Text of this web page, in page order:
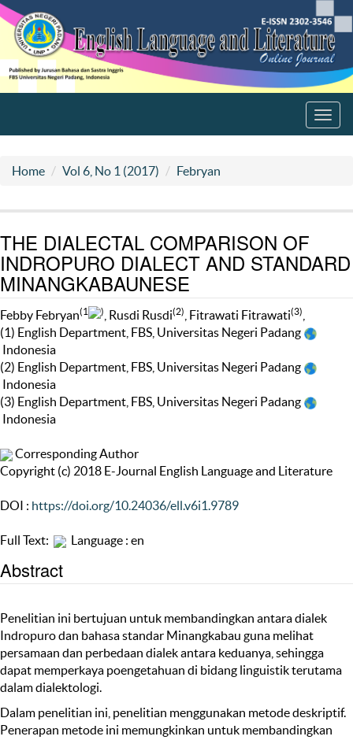
Home Vol 6, No 1 (2017) Febryan
THE DIALECTAL COMPARISON OF
INDROPURO DIALECT AND STANDARD
MINANGKABAUNESE
Febby Febryan(1 ) , Rusdi Rusdi(2) , Fitrawati Fitrawati(3)
(1) English Department, FBS, Universitas Negeri Padang
Indonesia
(2) English Department, FBS, Universitas Negeri Padang
Indonesia
(3) English Department, FBS, Universitas Negeri Padang
Indonesia
Corresponding Author
Copyright (c) 2018 E-Journal English Language and Literature
DOI : https://doi.org/10.24036/ell.v6i1.9789
Full Text: Language : en
Abstract
Penelitian ini bertujuan untuk membandingkan antara dialek
Indropuro dan bahasa standar Minangkabau guna melihat
persamaan dan perbedaan dialek antara keduanya, sehingga
dapat memperkaya poengetahuan di bidang linguistik terutama
dalam dialektologi.
Dalam penelitian ini, penelitian menggunakan metode deskriptif.
Penerapan metode ini memungkinkan untuk membandingkan